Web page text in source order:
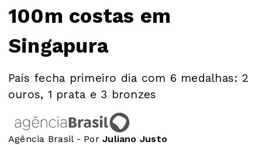
100m costas em
Singapura
País fecha primeiro dia com 6 medalhas: 2
ouros, 1 prata e 3 bronzes
Agência Brasil - PorJuliano Justo